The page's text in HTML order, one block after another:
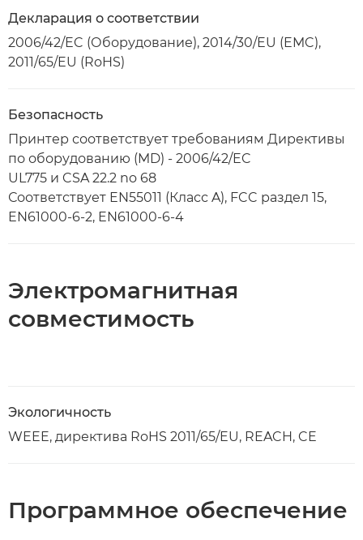
Декларация о соответствии
2006/42/EC (Оборудование), 2014/30/EU (EMC),
2011/65/EU (RoHS)
Безопасность
Принтер соответствует требованиям Директивы
по оборудованию (MD) - 2006/42/EC
UL775 и CSA 22.2 no 68
Соответствует EN55011 (Класс A), FCC раздел 15,
EN61000-6-2, EN61000-6-4
Электромагнитная
совместимость
Экологичность
WEEE, директива RoHS 2011/65/EU, REACH, CE
Программное обеспечение